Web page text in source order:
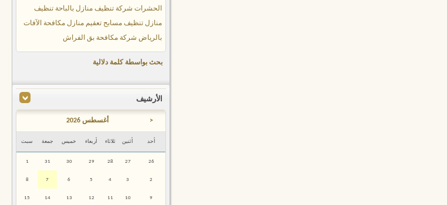
الحشرات شركة تنظيف منازل بالباحة تنظيف
منازل تنظيف مسابح تعقيم منازل مكافحة الآفات
بالرياض شركة مكافحة بق الفراش
بحث بواسطة كلمة دلالية
الأرشيف
< أغسطس 2026
أحد أثنين ثلاثاء أربعاء خميس جمعة سبت
26
27
28
29
30
31
1
2
3
4
5
6
7
8
9
10
11
12
13
14
15